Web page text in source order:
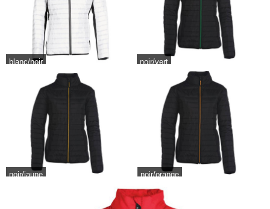
blanc/noir noir/vert
noir/jaune noir/orange